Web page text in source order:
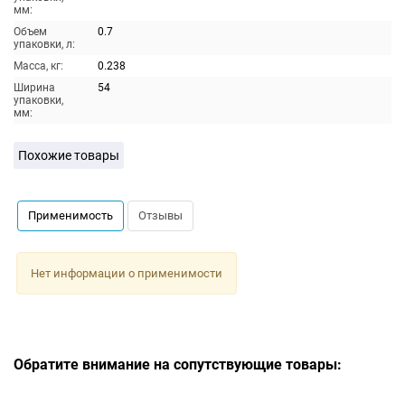
мм:
Объем
упаковки, л:
0.7
Масса, кг:
0.238
Ширина
упаковки,
мм:
54
Похожие товары
Применимость Отзывы
Нет информации о применимости
Обратите внимание на сопутствующие товары: